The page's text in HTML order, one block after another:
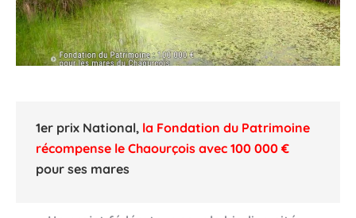
1er prix National, la Fondation du Patrimoine
récompense le Chaourçois avec 100 000 €
pour ses mares